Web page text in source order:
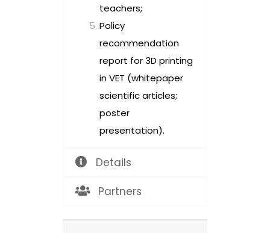
teachers;
Policy
recommendation
report for 3D printing
in VET (whitepaper
scientific articles;
poster
presentation).
Details
Partners